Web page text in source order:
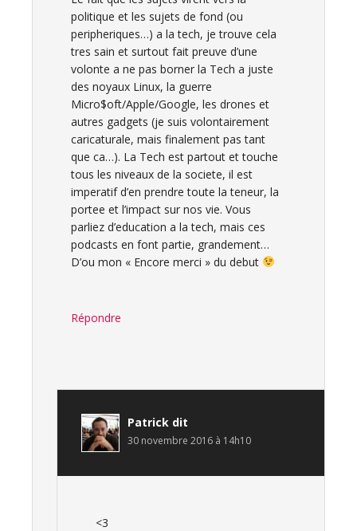
politique et les sujets de fond (ou
peripheriques…) a la tech, je trouve cela
tres sain et surtout fait preuve d’une
volonte a ne pas borner la Tech a juste
des noyaux Linux, la guerre
Micro$oft/Apple/Google, les drones et
autres gadgets (je suis volontairement
caricaturale, mais finalement pas tant
que ca…). La Tech est partout et touche
tous les niveaux de la societe, il est
imperatif d’en prendre toute la teneur, la
portee et l’impact sur nos vie. Vous
parliez d’education a la tech, mais ces
podcasts en font partie, grandement…
D’ou mon « Encore merci » du debut
Répondre
Patrick dit
30 novembre 2016 à 14h10
<3